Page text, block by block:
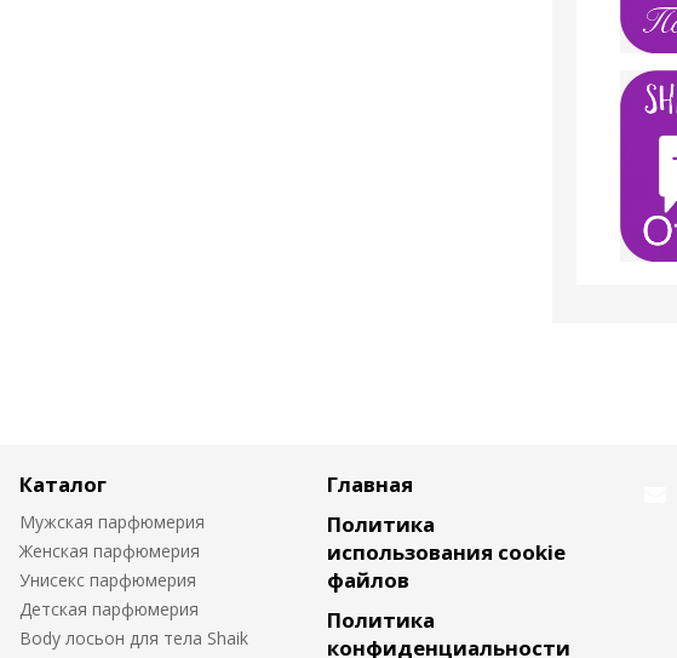
Каталог
Мужская парфюмерия
Женская парфюмерия
Унисекс парфюмерия
Детская парфюмерия
Body лосьон для тела Shaik
Главная
Политика
использования cookie
файлов
Политика
конфиденциальности